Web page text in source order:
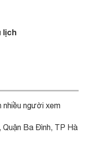
lịch
nhiều người xem
Quận Ba Đình, TP Hà